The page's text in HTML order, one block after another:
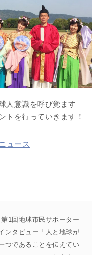
人意識を呼び覚ます
トを行っていきます！
ュース
第1回地球市民サポーター
ンタビュー「人と地球が
つであることを伝えてい